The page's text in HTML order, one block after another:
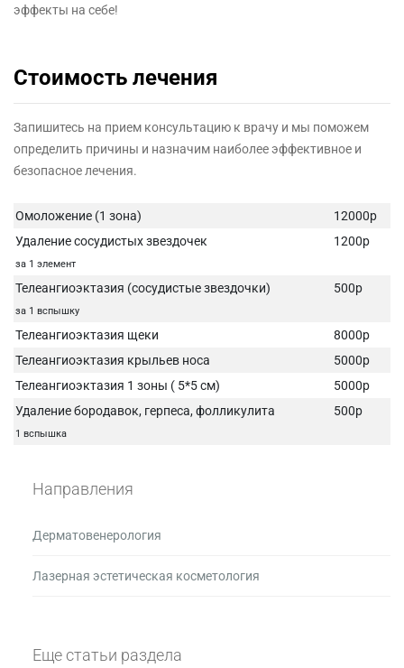
эффекты на себе!
Стоимость лечения
Запишитесь на прием консультацию к врачу и мы поможем
определить причины и назначим наиболее эффективное и
безопасное лечения.
Омоложение (1 зона)
12000р
Удаление сосудистых звездочек
за 1 элемент
1200р
Телеангиоэктазия (сосудистые звездочки)
за 1 вспышку
500р
Телеангиоэктазия щеки
8000р
Телеангиоэктазия крыльев носа
5000р
Телеангиоэктазия 1 зоны ( 5*5 см)
5000р
Удаление бородавок, герпеса, фолликулита
1 вспышка
500р
Направления
Дерматовенерология
Лазерная эстетическая косметология
Еще статьи раздела